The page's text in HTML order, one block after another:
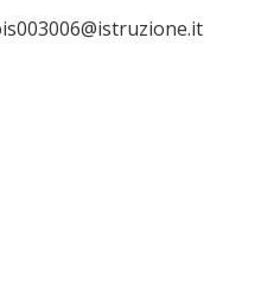
003006@istruzione.it